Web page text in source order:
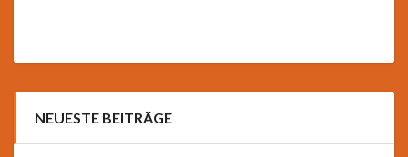
NEUESTE BEITRÄGE